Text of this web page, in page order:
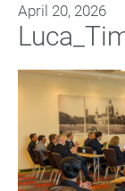
April 20, 2026